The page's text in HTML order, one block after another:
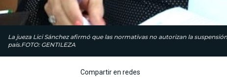
La jueza Lici Sánchez afirmó que las normativas no autorizan la
país.FOTO: GENTILEZA
Compartir en redes